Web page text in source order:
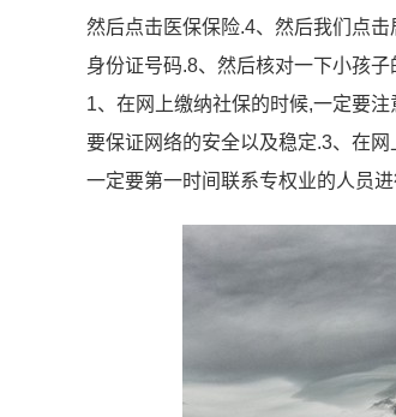
然后点击医保保险.4、然后我们点
身份证号码.8、然后核对一下小孩
1、在网上缴纳社保的时候,一定要
要保证网络的安全以及稳定.3、在
一定要第一时间联系专权业的人员